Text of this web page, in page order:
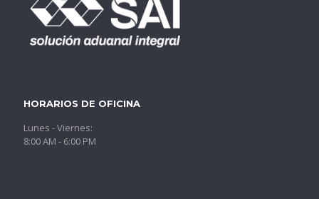
HORARIOS DE OFICINA
Lunes - Viernes:
8:00 AM - 6:00 PM